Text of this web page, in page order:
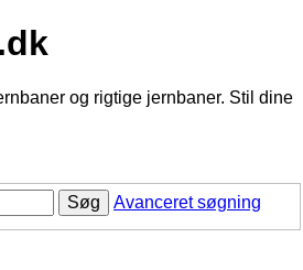
og rigtige jernbaner. Stil dine
Søg Avanceret søgning